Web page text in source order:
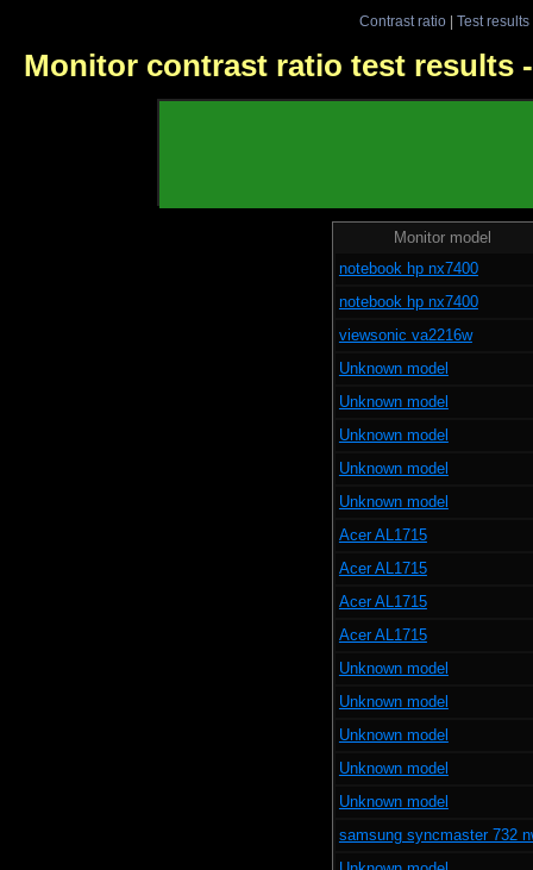
Contrast ratio| Test results
Monitor contrast ratio test results
Monitor model
notebook hp nx7400
notebook hp nx7400
viewsonic va2216w
Unknown model
Unknown model
Unknown model
Unknown model
Unknown model
Acer AL1715
Acer AL1715
Acer AL1715
Acer AL1715
Unknown model
Unknown model
Unknown model
Unknown model
Unknown model
samsung syncmaster 732